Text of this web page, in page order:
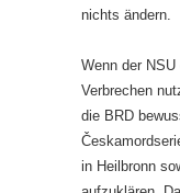
nichts ändern.
Wenn der
Verbrechen
die BRD
in Heilbronn